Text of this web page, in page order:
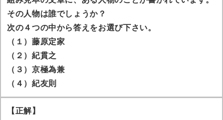
その人物は誰でしょうか？
次の４つの中から答えをお選び下さい。
（１）藤原定家
（２）紀貫之
（３）京極為兼
（４）紀友則
【正解】